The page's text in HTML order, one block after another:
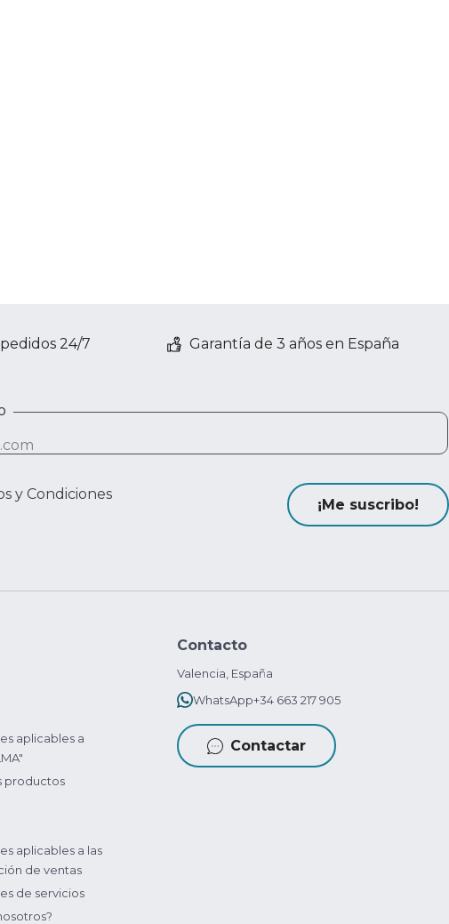
24/7 Garantía de 3 años en España
y Condiciones
¡Me suscribo!
aplicables a
productos
aplicables a las
de ventas
de servicios
Contacto
Valencia, España
WhatsApp+34 663 217 905
Contactar